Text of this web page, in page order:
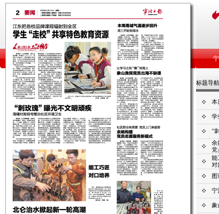
标题导航
本
学
“
余
党
能
对
宁
象